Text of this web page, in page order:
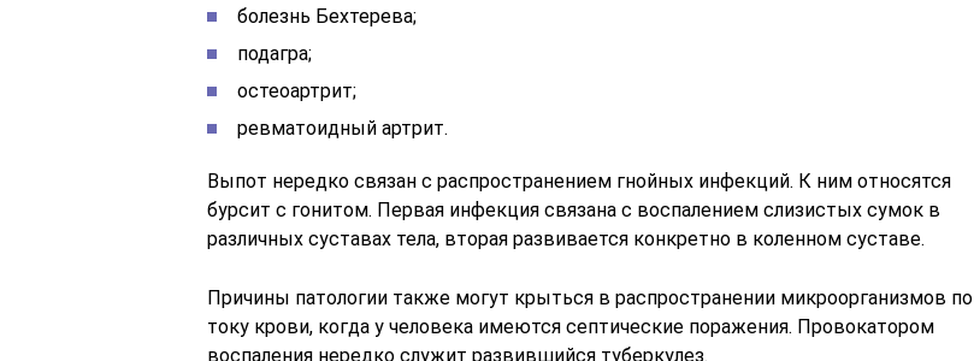
болезнь Бехтерева;
подагра;
остеоартрит;
ревматоидный артрит.
Выпот нередко связан с распространением гнойных инфекций. К ним относятся
бурсит с гонитом. Первая инфекция связана с воспалением слизистых сумок в
различных суставах тела, вторая развивается конкретно в коленном суставе.
Причины патологии также могут крыться в распространении микроорганизмов по
току крови, когда у человека имеются септические поражения. Провокатором
воспаления нередко служит развившийся туберкулез.